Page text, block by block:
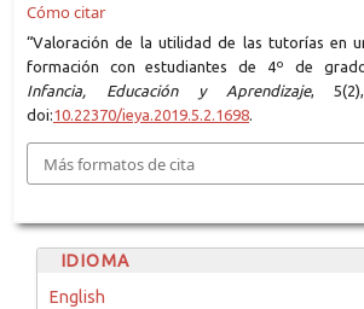
Cómo citar
“Valoración de la utilidad de las tutorías en
formación con estudiantes de 4º de
Infancia, Educación y Aprendizaje,
doi:10.22370/ieya.2019.5.2.1698.
Más formatos de cita
IDIOMA
English